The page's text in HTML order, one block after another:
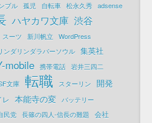
ブル 孤児 自転車 松永久秀 adsense
ハヤカワ文庫 渋谷
スーツ 新川帆立
WordPress
ンダリンダラバーソウル 集英社
mobile 携帯電話 岩井三四二
文庫 転職 スターリン 開発
レ 本能寺の変
バッテリー
民党 長篠の四人-信長の難題
会社